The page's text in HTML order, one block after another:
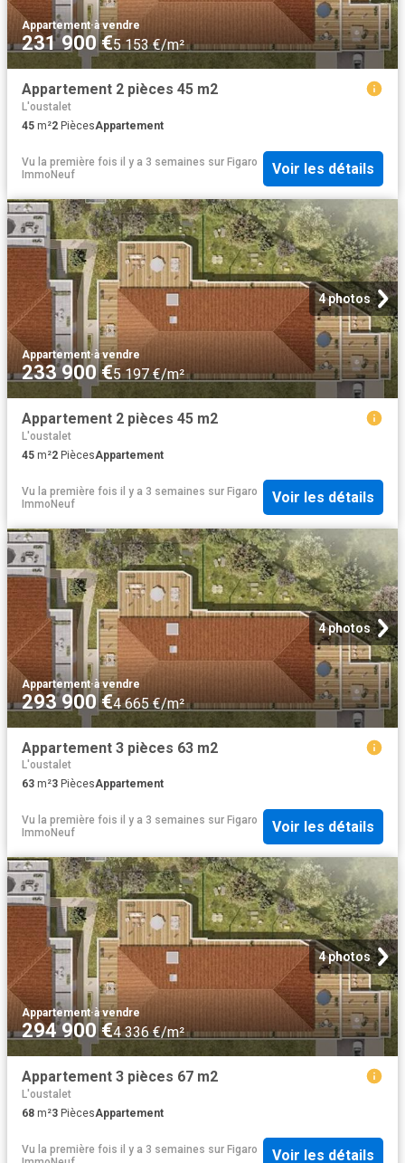
Appartement·à vendre
231 900 €5 153 €/m²
Appartement 2 pièces 45 m2
L'oustalet
45 m²2 PiècesAppartement
Vu la première fois il y a 3 semaines sur Figaro
ImmoNeuf
Voir les détails
4 photos
Appartement·à vendre
233 900 €5 197 €/m²
Appartement 2 pièces 45 m2
L'oustalet
45 m²2 PiècesAppartement
Vu la première fois il y a 3 semaines sur Figaro
ImmoNeuf
Voir les détails
4 photos
Appartement·à vendre
293 900 €4 665 €/m²
Appartement 3 pièces 63 m2
L'oustalet
63 m²3 PiècesAppartement
Vu la première fois il y a 3 semaines sur Figaro
ImmoNeuf
Voir les détails
4 photos
Appartement·à vendre
294 900 €4 336 €/m²
Appartement 3 pièces 67 m2
L'oustalet
68 m²3 PiècesAppartement
Vu la première fois il y a 3 semaines sur Figaro
Voir les détails